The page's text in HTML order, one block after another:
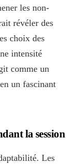
les non-
révéler des
choix des
intensité
comme un
un fascinant
la session
Les